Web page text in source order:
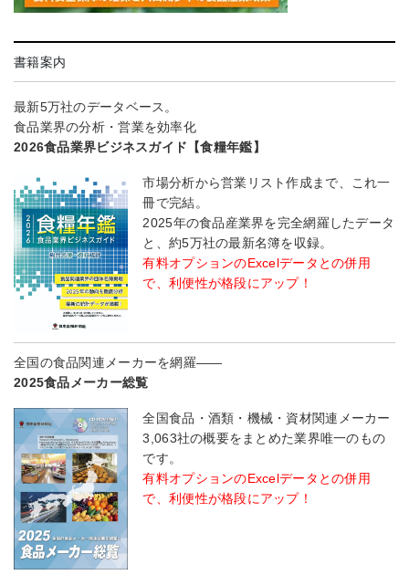
書籍案内
最新5万社のデータベース。
食品業界の分析・営業を効率化
2026食品業界ビジネスガイド【食糧年鑑】
市場分析から営業リスト作成まで、これ一
冊で完結。
2025年の食品産業界を完全網羅したデータ
と、約5万社の最新名簿を収録。
有料オプションのExcelデータとの併用
で、利便性が格段にアップ！
全国の食品関連メーカーを網羅――
2025食品メーカー総覧
全国食品・酒類・機械・資材関連メーカー
3,063社の概要をまとめた業界唯一のもの
です。
有料オプションのExcelデータとの併用
で、利便性が格段にアップ！